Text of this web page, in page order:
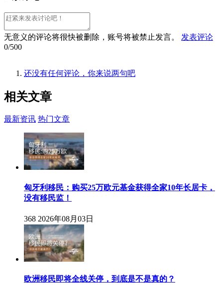
无意义的评论将很快被删除，账号将被禁止发言。
发表评论
0/500
还没有任何评论，你来说两句吧
相关文章
最新资讯 热门文章
匈牙利移民：购买25万欧元基金获得全家10年长居卡，
没有移民监！
368 2026年08月03日
欧洲移民即将全线关停，到底是不是真的？